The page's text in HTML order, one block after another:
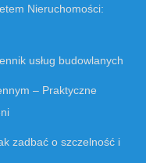
Nieruchomości:
usług budowlanych
– Praktyczne
zadbać o szczelność i